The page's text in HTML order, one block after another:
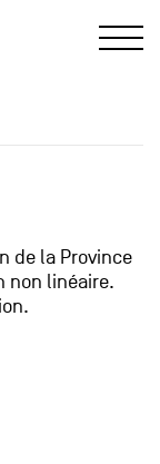
de la Province
non linéaire.